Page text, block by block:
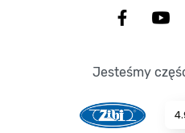
Jesteśmy